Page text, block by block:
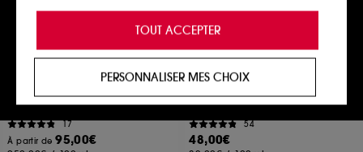
AUGUSTINUS BADER
The Face Oil
L'huile pour le visage
17
À partir de95,00€
SHISEIDO
Expert Sun Protector
Lait Solaire Peau Sensible SPF50+
54
48,00€
de vous offrir une expérience enrichie et
personnalisée en vous recommandant des
produits, des services et des contenus qui
proposer des offres promotionnelles adaptées à
votre profil.
Cookies réseaux sociaux et publicité :
utilisés pour vous présenter du contenu susceptible
TOUT ACCEPTER
PERSONNALISER MES CHOIX